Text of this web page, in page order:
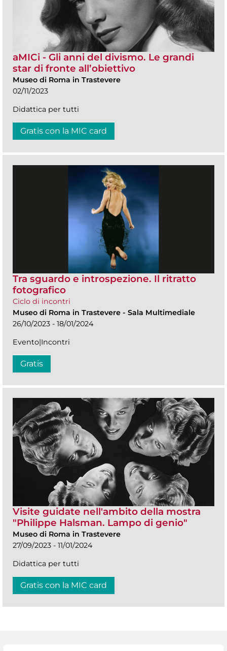
aMICi - Gli anni del divismo. Le grandi
star di fronte all’obiettivo
Museo di Roma in Trastevere
02/11/2023
Didattica per tutti
Gratis con la MIC card
Tra sguardo e introspezione. Il ritratto
fotografico
Ciclo di incontri
Museo di Roma in Trastevere - Sala Multimediale
26/10/2023 - 18/01/2024
Evento|Incontri
Gratis
Visite guidate nell'ambito della mostra
"Philippe Halsman. Lampo di genio"
Museo di Roma in Trastevere
27/09/2023 - 11/01/2024
Didattica per tutti
Gratis con la MIC card